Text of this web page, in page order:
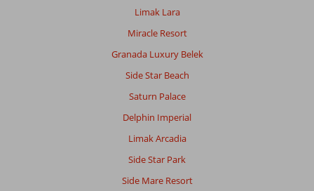
Limak Lara
Miracle Resort
Granada Luxury Belek
Side Star Beach
Saturn Palace
Delphin Imperial
Limak Arcadia
Side Star Park
Side Mare Resort